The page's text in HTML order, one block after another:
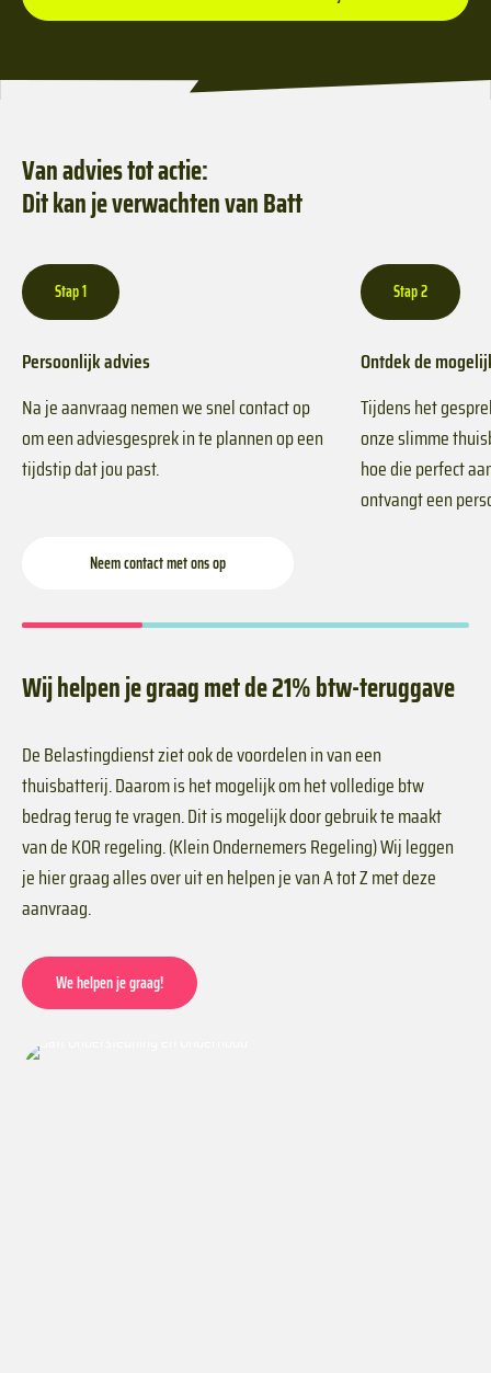
Van advies tot actie:
Dit kan je verwachten van Batt
Stap 1
Persoonlijk advies
Na je aanvraag nemen we snel contact op
om een adviesgesprek in te plannen op een
tijdstip dat jou past.
Neem contact met ons op
Stap 2
Ontdek de
Tijdens het
onze slimme
hoe die perfect
ontvangt een
Wij helpen je graag met de 21% btw-teruggave
De Belastingdienst ziet ook de voordelen in van een
thuisbatterij. Daarom is het mogelijk om het volledige btw
bedrag terug te vragen. Dit is mogelijk door gebruik te maakt
van de KOR regeling. (Klein Ondernemers Regeling) Wij leggen
je hier graag alles over uit en helpen je van A tot Z met deze
aanvraag.
We helpen je graag!